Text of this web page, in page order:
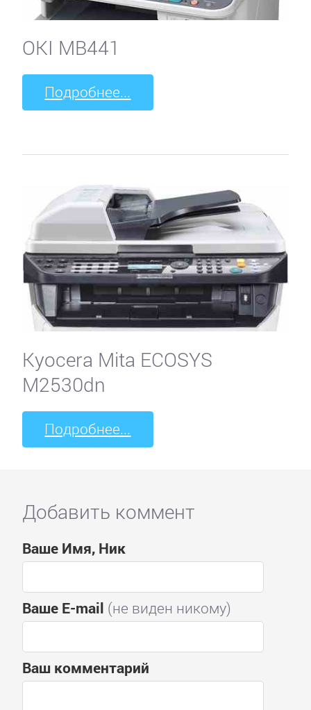
OKI MB441
Подробнее...
Kyocera Mita ECOSYS
M2530dn
Подробнее...
Добавить коммент
Ваше Имя, Ник
Ваше E-mail (не виден никому)
Ваш комментарий